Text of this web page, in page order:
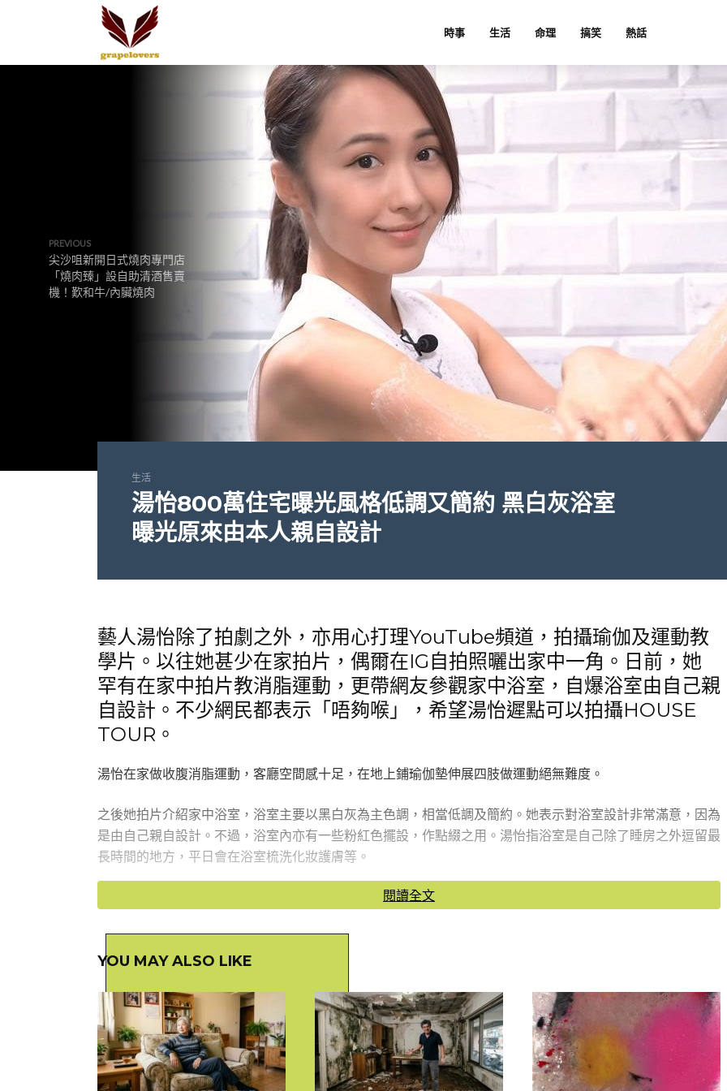
時事 生活 命理 搞笑 熱話
PREVIOUS
尖沙咀新開日式燒肉專門店
「燒肉臻」設自助清酒售賣
機！歎和牛/內臟燒肉
生活
湯怡800萬住宅曝光風格低調又簡約 黑白灰浴室
曝光原來由本人親自設計
藝人湯怡除了拍劇之外，亦用心打理YouTube頻道，拍攝瑜伽及運動教
學片。以往她甚少在家拍片，偶爾在IG自拍照曬出家中一角。日前，她
罕有在家中拍片教消脂運動，更帶網友參觀家中浴室，自爆浴室由自己親
自設計。不少網民都表示「唔夠喉」，希望湯怡遲點可以拍攝HOUSE
TOUR。
湯怡在家做收腹消脂運動，客廳空間感十足，在地上鋪瑜伽墊伸展四肢做運動絕無難度。
之後她拍片介紹家中浴室，浴室主要以黑白灰為主色調，相當低調及簡約。她表示對浴室設計非常滿意，因為
是由自己親自設計。不過，浴室內亦有一些粉紅色擺設，作點綴之用。湯怡指浴室是自己除了睡房之外逗留最
長時間的地方，平日會在浴室梳洗化妝護膚等。
閱讀全文
YOU MAY ALSO LIKE